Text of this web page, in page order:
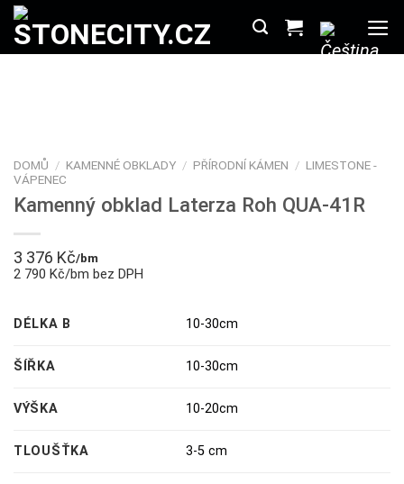
Přeskočit
obsah
DOMŮ / KAMENNÉ OBKLADY / PŘÍRODNÍ KÁMEN / LIMESTONE -
VÁPENEC
Kamenný obklad Laterza Roh QUA-41R
3 376 Kč/bm
2 790 Kč/bm bez DPH
DÉLKA B 10-30cm
ŠÍŘKA 10-30cm
VÝŠKA 10-20cm
TLOUŠŤKA 3-5 cm